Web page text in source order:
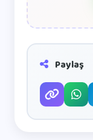
Paylaş